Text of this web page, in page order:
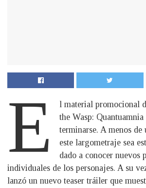
E
l material promocional
the Wasp: Quantuamnia
terminarse. A menos de
este largometraje sea
dado a conocer nuevos
individuales de los personajes. A su
lanzó un nuevo teaser tráiler que